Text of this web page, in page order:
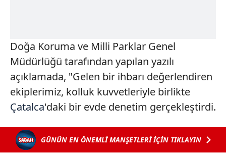
Doğa Koruma ve Milli Parklar Genel
Müdürlüğü tarafından yapılan yazılı
açıklamada, "Gelen bir ihbarı değerlendiren
ekiplerimiz, kolluk kuvvetleriyle birlikte
Çatalca'daki bir evde denetim gerçekleştirdi.
GÜNÜN EN ÖNEMLİ MANŞETLERİ İÇİN TIKLAYIN